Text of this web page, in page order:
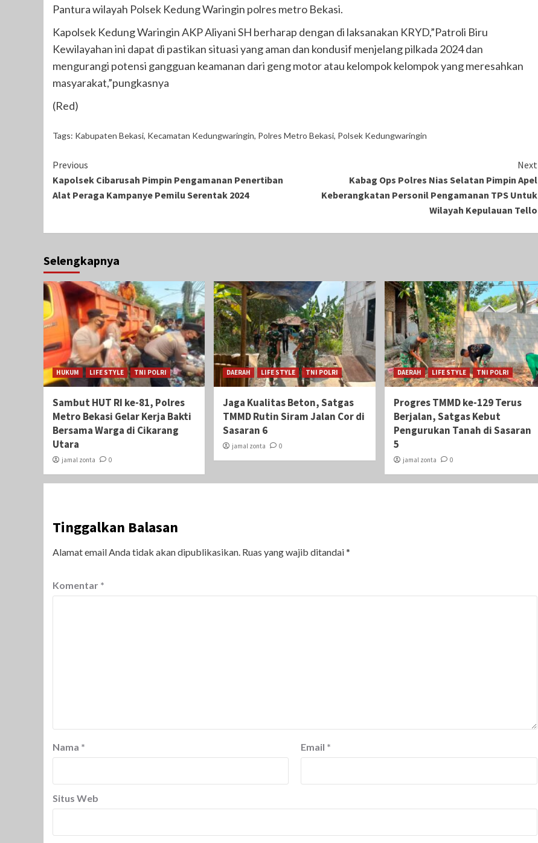
Pantura wilayah Polsek Kedung Waringin polres metro Bekasi.
Kapolsek Kedung Waringin AKP Aliyani SH berharap dengan di laksanakan KRYD,”Patroli Biru
Kewilayahan ini dapat di pastikan situasi yang aman dan kondusif menjelang pilkada 2024 dan
mengurangi potensi gangguan keamanan dari geng motor atau kelompok kelompok yang meresahkan
masyarakat,”pungkasnya
(Red)
Tags: Kabupaten Bekasi, Kecamatan Kedungwaringin, Polres Metro Bekasi, Polsek Kedungwaringin
Continue
Reading
Previous
Kapolsek Cibarusah Pimpin Pengamanan Penertiban
Alat Peraga Kampanye Pemilu Serentak 2024
Next
Kabag Ops Polres Nias Selatan Pimpin Apel
Keberangkatan Personil Pengamanan TPS Untuk
Wilayah Kepulauan Tello
Selengkapnya
HUKUM LIFE STYLE TNI POLRI
Sambut HUT RI ke-81, Polres
Metro Bekasi Gelar Kerja Bakti
Bersama Warga di Cikarang
Utara
jamal zonta 0
DAERAH LIFE STYLE TNI POLRI
Jaga Kualitas Beton, Satgas
TMMD Rutin Siram Jalan Cor di
Sasaran 6
jamal zonta 0
DAERAH LIFE STYLE TNI POLRI
Progres TMMD ke-129 Terus
Berjalan, Satgas Kebut
Pengurukan Tanah di Sasaran
5
jamal zonta 0
Tinggalkan Balasan
Alamat email Anda tidak akan dipublikasikan. Ruas yang wajib ditandai*
Komentar *
Nama * Email *
Situs Web